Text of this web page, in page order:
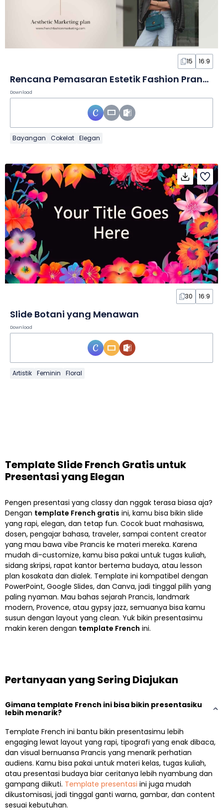
15 16:9
Rencana Pemasaran Estetik Fashion Prancis dalam Slide
Download
Bayangan Cokelat Elegan
30 16:9
Slide Botani yang Menawan
Download
Artistik Feminin Floral
Template Slide French Gratis untuk
Presentasi yang Elegan
Pengen presentasi yang classy dan nggak terasa biasa aja?
Dengan template French gratis ini, kamu bisa bikin slide
yang rapi, elegan, dan tetap fun. Cocok buat mahasiswa,
dosen, pengajar bahasa, traveler, sampai content creator
yang mau bawa vibe Prancis ke materi mereka. Karena
mudah di-customize, kamu bisa pakai untuk tugas kuliah,
sidang skripsi, rapat kantor bertema budaya, atau lesson
plan kosakata dan dialek. Template ini kompatibel dengan
PowerPoint, Google Slides, dan Canva, jadi tinggal pilih yang
paling nyaman. Mau bahas sejarah Prancis, landmark
modern, Provence, atau gypsy jazz, semuanya bisa kamu
susun dengan layout yang clean. Yuk bikin presentasimu
makin keren dengan template French ini.
Pertanyaan yang Sering Diajukan
Gimana template French ini bisa bikin presentasiku
lebih menarik?
Template French ini bantu bikin presentasimu lebih
engaging lewat layout yang rapi, tipografi yang enak dibaca,
dan visual bernuansa Prancis yang menarik perhatian
audiens. Kamu bisa pakai untuk materi kelas, tugas kuliah,
atau presentasi budaya biar ceritanya lebih nyambung dan
gampang diikuti. Template presentasi ini juga mudah
dikustomisasi, jadi tinggal ganti warna, gambar, dan content
sesuai kebutuhan.